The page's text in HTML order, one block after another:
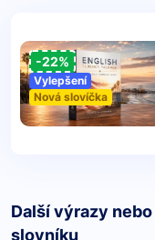
-22%
Vylepšení
Nová slovíčka
Další výrazy
slovníku